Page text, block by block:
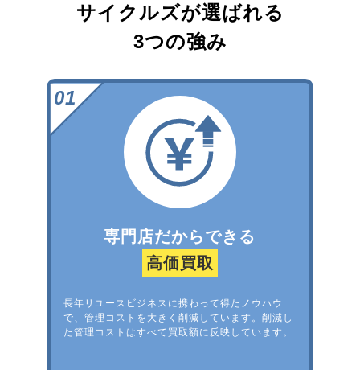
サイクルズが選ばれる
3つの強み
専門店だからできる
高価買取
長年リユースビジネスに携わって得たノウハウ
で、管理コストを大きく削減しています。削減し
た管理コストはすべて買取額に反映しています。